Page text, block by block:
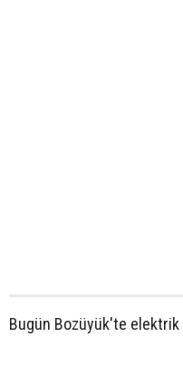
Bugün Bozüyük'te